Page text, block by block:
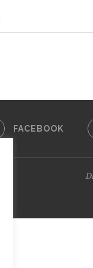
FACEBOOK